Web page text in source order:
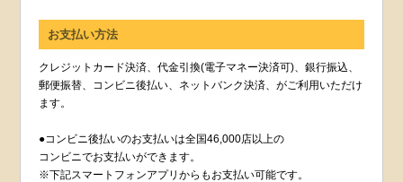
お支払い方法
クレジットカード決済、代金引換(電子マネー決済可)、銀行振込、
郵便振替、コンビニ後払い、ネットバンク決済、がご利用いただけ
ます。
●コンビニ後払いのお支払いは全国46,000店以上の
コンビニでお支払いができます。
※下記スマートフォンアプリからもお支払い可能です。